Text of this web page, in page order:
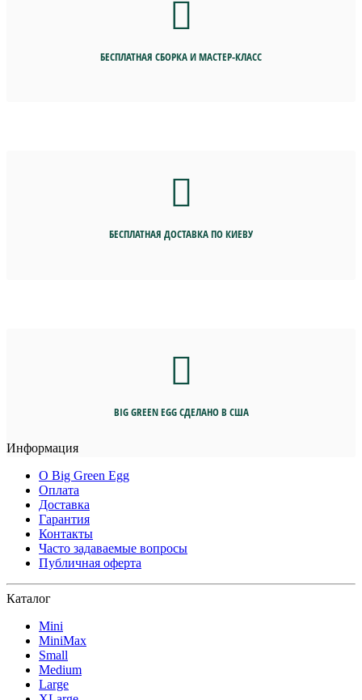
БЕСПЛАТНАЯ СБОРКА И МАСТЕР-КЛАСС
БЕСПЛАТНАЯ ДОСТАВКА ПО КИЕВУ
BIG GREEN EGG СДЕЛАНО В США
Информация
О Big Green Egg
Оплата
Доставка
Гарантия
Контакты
Часто задаваемые вопросы
Публичная оферта
Каталог
Mini
MiniMax
Small
Medium
Large